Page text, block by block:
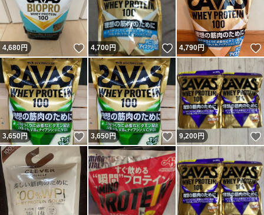
4,680円 いいね！
4,700円 いいね！
4,790円
3,650円 いいね！
3,650円 いいね！
9,200円